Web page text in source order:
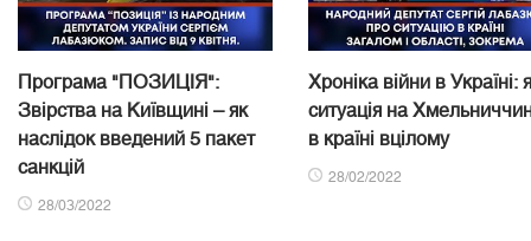
Програма "ПОЗИЦІЯ":
Звірства на Київщині – як
наслідок введений 5 пакет
санкцій
28/03/2022
Хроніка війни в Україні:
ситуація на
в країні вцілому
28/02/2022